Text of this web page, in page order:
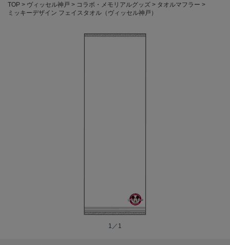
TOP ヴィッセル神戸 コラボ・メモリアルグッズ
タオルマフラー
ミッキーデザイン フェイスタオル（ヴィッセル神戸）
1／1